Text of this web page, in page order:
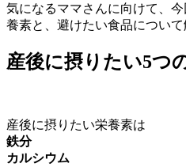
気になるママさんに向けて、
養素と、避けたい食品について
産後に摂りたい5つ
産後に摂りたい栄養素は
鉄分
カルシウム